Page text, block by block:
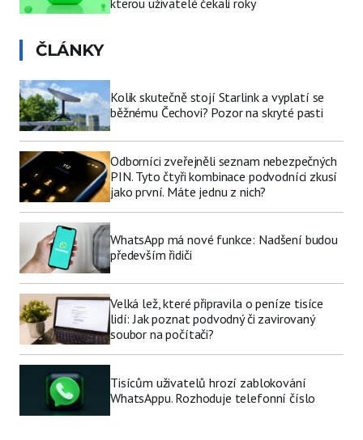
ČLÁNKY
Kolik skutečně stojí Starlink a vyplatí se
běžnému Čechovi? Pozor na skryté pasti
Odborníci zveřejněli seznam nebezpečných
PIN. Tyto čtyři kombinace podvodníci zkusí
jako první. Máte jednu z nich?
WhatsApp má nové funkce: Nadšení budou
především řidiči
Velká lež, které připravila o peníze tisíce
lidí: Jak poznat podvodný či zavirovaný
soubor na počítači?
Tisícům uživatelů hrozí zablokování
WhatsAppu. Rozhoduje telefonní číslo